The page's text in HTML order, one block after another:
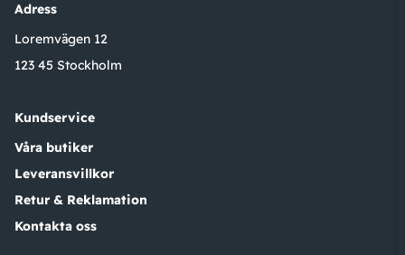
Adress
Loremvägen 12
123 45 Stockholm
Kundservice
Våra butiker
Leveransvillkor
Retur & Reklamation
Kontakta oss